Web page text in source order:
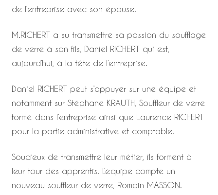
de l’entreprise avec son épouse.
M.RICHERT a su transmettre sa passion du soufflage
de verre à son fils, Daniel RICHERT qui est,
aujourd’hui, à la tête de l’entreprise.
Daniel RICHERT peut s’appuyer sur une équipe et
notamment sur Stéphane KRAUTH, Souffleur de verre
formé dans l’entreprise ainsi que Laurence RICHERT
pour la partie administrative et comptable.
Soucieux de transmettre leur métier, ils forment à
leur tour des apprentis. L’équipe compte un
nouveau souffleur de verre, Romain MASSON.